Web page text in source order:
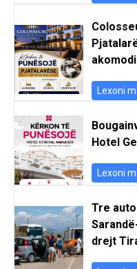
Lexoni
Hotel
Lexoni
Tre
drejt